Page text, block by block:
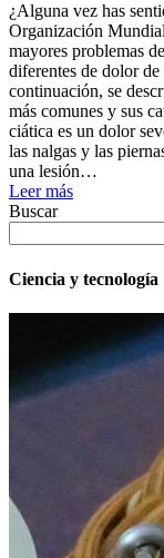
¿Alguna vez has
Organización
mayores problemas
diferentes de dolor de
continuación, se
más comunes y sus
ciática es un dolor
las nalgas y las
una lesión…
Leer más
Buscar
Ciencia y tecnología